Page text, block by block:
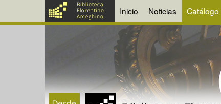
Inicio Noticias Catálogo